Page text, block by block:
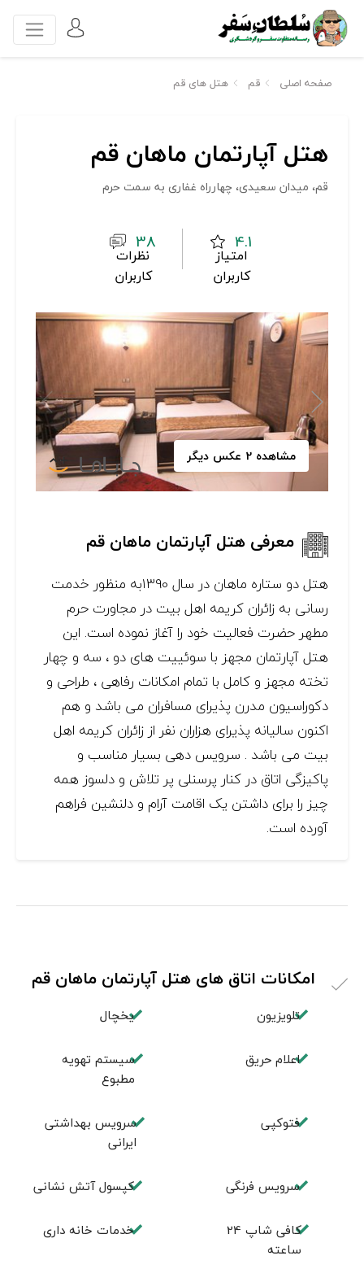
صفحه اصلی قم هتل های قم
هتل آپارتمان ماهان قم
قم، میدان سعیدی، چهارراه غفاری به سمت حرم
4.1
امتیاز
کاربران
38
نظرات
کاربران
مشاهده 2 عکس دیگر
معرفی هتل آپارتمان ماهان قم
هتل دو ستاره ماهان در سال 1390به منظور خدمت
رسانی به زائران کریمه اهل بیت در مجاورت حرم
مطهر حضرت فعالیت خود را آغاز نموده است. این
هتل آپارتمان مجهز با سوئییت های دو ، سه و چهار
تخته مجهز و کامل با تمام امکانات رفاهی ، طراحی و
دکوراسیون مدرن پذیرای مسافران می باشد و هم
اکنون سالیانه پذیرای هزاران نفر از زائران کریمه اهل
بیت می باشد . سرویس دهی بسیار مناسب و
پاکیزگی اتاق در کنار پرسنلی پر تلاش و دلسوز همه
چیز را برای داشتن یک اقامت آرام و دلنشین فراهم
آورده است.
امکانات اتاق های هتل آپارتمان ماهان قم
تلویزیون یخچال
اعلام حریق
سیستم تهویه
مطبوع
فتوکپی
سرویس بهداشتی
ایرانی
سرویس فرنگی کپسول آتش نشانی
کافی شاپ 24
ساعته
خدمات خانه داری